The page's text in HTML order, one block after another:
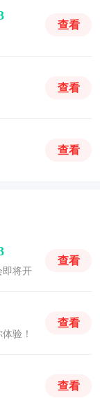
查看
查看
查看
即将开
查看
验！
查看
查看